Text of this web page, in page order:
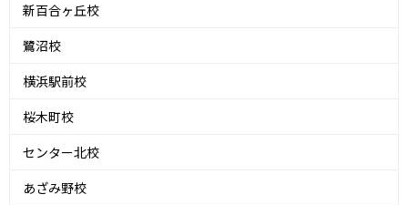
新百合ヶ丘校
鷺沼校
横浜駅前校
桜木町校
センター北校
あざみ野校